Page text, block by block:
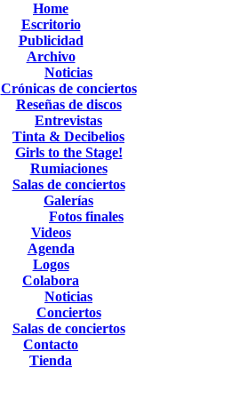
Home
Escritorio
Publicidad
Archivo
Noticias
Crónicas de conciertos
Reseñas de discos
Entrevistas
Tinta & Decibelios
Girls to the Stage!
Rumiaciones
Salas de conciertos
Galerías
Fotos finales
Videos
Agenda
Logos
Colabora
Noticias
Conciertos
Salas de conciertos
Contacto
Tienda